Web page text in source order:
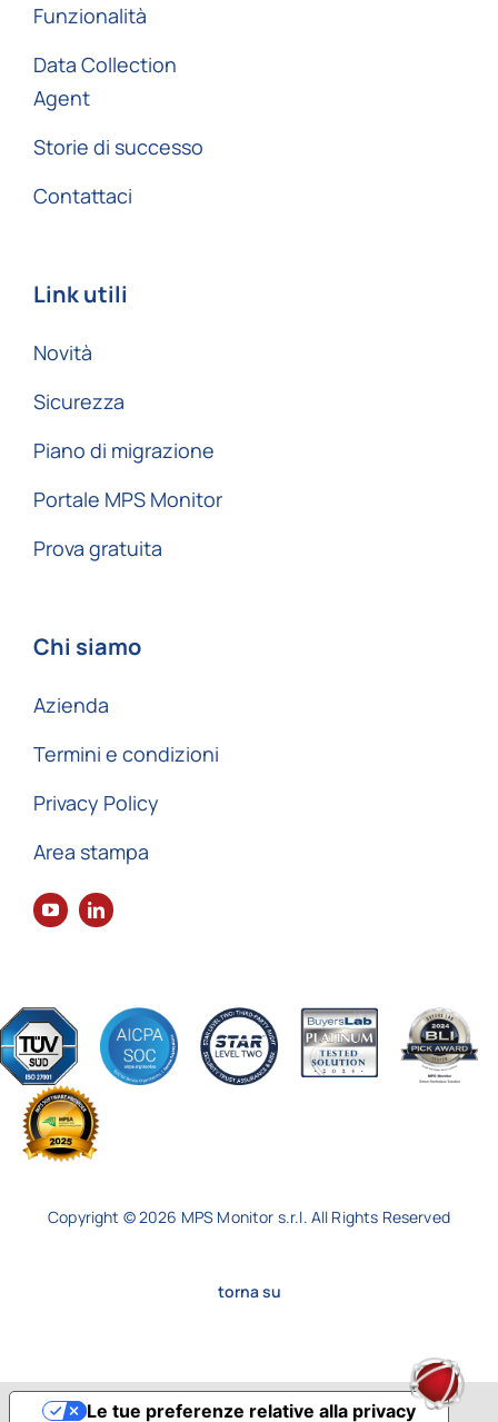
Funzionalità
Data Collection
Agent
Storie di successo
Contattaci
Link utili
Novità
Sicurezza
Piano di migrazione
Portale MPS Monitor
Prova gratuita
Chi siamo
Azienda
Termini e condizioni
Privacy Policy
Area stampa
Copyright © 2026 MPS Monitor s.r.l. All Rights Reserved
torna su
Le tue preferenze relative alla privacy